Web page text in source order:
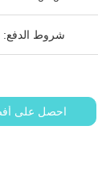
شروط الدفع:
احصل على